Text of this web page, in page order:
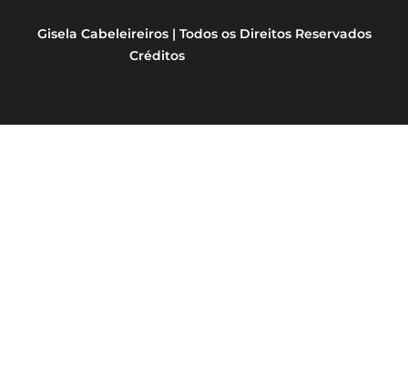
Gisela Cabeleireiros | Todos os Direitos Reservados
Créditos